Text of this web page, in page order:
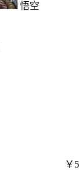
悟空
￥5